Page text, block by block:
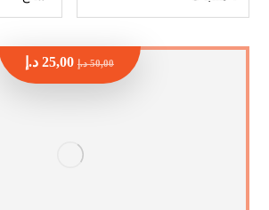
50,00 د.إ 25,00 د.إ